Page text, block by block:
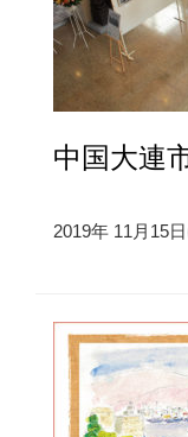
中国大連
2019年 11月15